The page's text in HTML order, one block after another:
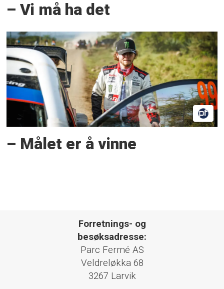
– Vi må ha det
– Målet er å vinne
Forretnings- og
besøksadresse:
Parc Fermé AS
Veldreløkka 68
3267 Larvik